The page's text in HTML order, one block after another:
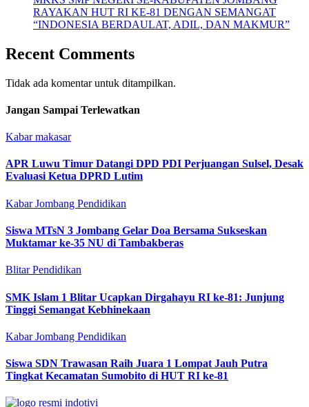
RAYAKAN HUT RI KE-81 DENGAN SEMANGAT
“INDONESIA BERDAULAT, ADIL, DAN MAKMUR”
Recent Comments
Tidak ada komentar untuk ditampilkan.
Jangan Sampai Terlewatkan
Kabar makasar
APR Luwu Timur Datangi DPD PDI Perjuangan Sulsel, Desak
Evaluasi Ketua DPRD Lutim
Kabar Jombang Pendidikan
Siswa MTsN 3 Jombang Gelar Doa Bersama Sukseskan
Muktamar ke-35 NU di Tambakberas
BlitarPendidikan
SMK Islam 1 Blitar Ucapkan Dirgahayu RI ke-81: Junjung
Tinggi Semangat Kebhinekaan
Kabar Jombang Pendidikan
Siswa SDN Trawasan Raih Juara 1 Lompat Jauh Putra
Tingkat Kecamatan Sumobito di HUT RI ke-81